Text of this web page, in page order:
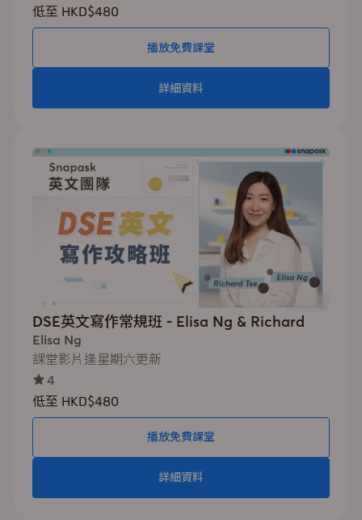
低至 HKD$480
播放免費課堂
詳細資料
DSE英文寫作常規班 - Elisa Ng & Richard
Elisa Ng
課堂影片逢星期六更新
4
低至 HKD$480
播放免費課堂
詳細資料